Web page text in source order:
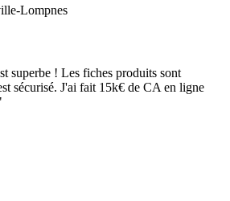
Lompnes
superbe ! Les fiches produits sont
sécurisé. J'ai fait 15k€ de CA en ligne